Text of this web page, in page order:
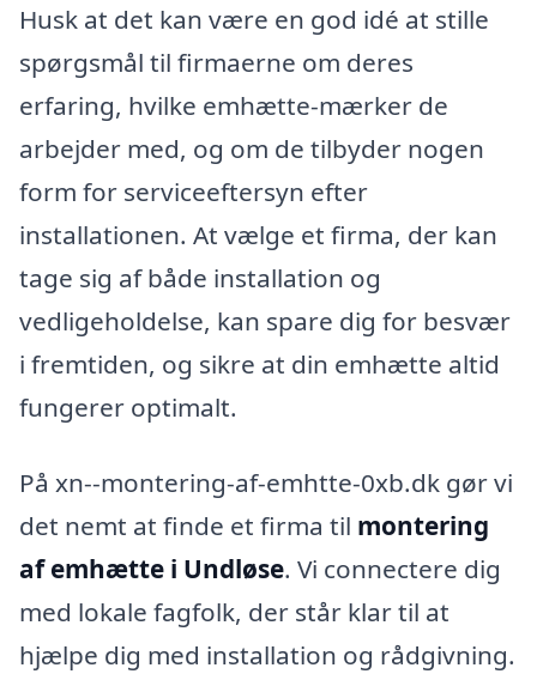
Husk at det kan være en god idé at stille
spørgsmål til firmaerne om deres
erfaring, hvilke emhætte-mærker de
arbejder med, og om de tilbyder nogen
form for serviceeftersyn efter
installationen. At vælge et firma, der kan
tage sig af både installation og
vedligeholdelse, kan spare dig for besvær
i fremtiden, og sikre at din emhætte altid
fungerer optimalt.
På xn--montering-af-emhtte-0xb.dk gør vi
det nemt at finde et firma til montering
af emhætte i Undløse. Vi connectere dig
med lokale fagfolk, der står klar til at
hjælpe dig med installation og rådgivning.